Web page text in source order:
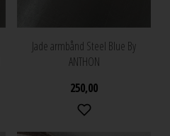
Jade armbånd Steel Blue By
ANTHON
250,00